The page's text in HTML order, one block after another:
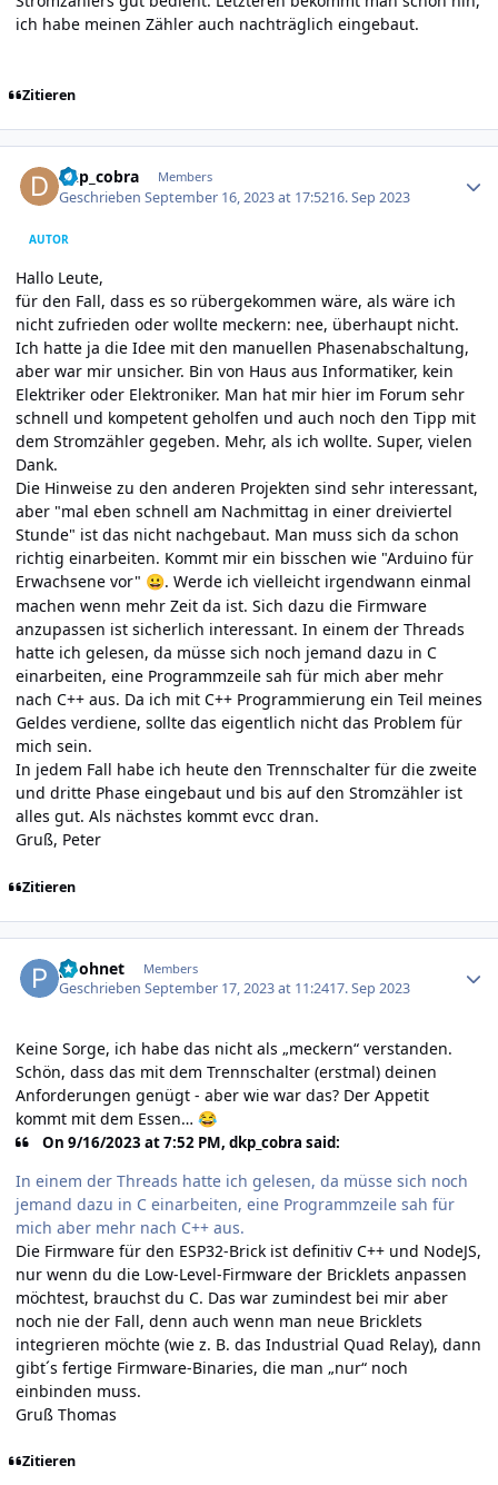
ich habe meinen Zähler auch nachträglich eingebaut.
Zitieren
dkp_cobra Members
GeschriebenSeptember 16, 2023 at 17:5216. Sep 2023
AUTOR
Hallo Leute,
für den Fall, dass es so rübergekommen wäre, als wäre ich
nicht zufrieden oder wollte meckern: nee, überhaupt nicht.
Ich hatte ja die Idee mit den manuellen Phasenabschaltung,
aber war mir unsicher. Bin von Haus aus Informatiker, kein
Elektriker oder Elektroniker. Man hat mir hier im Forum sehr
schnell und kompetent geholfen und auch noch den Tipp mit
dem Stromzähler gegeben. Mehr, als ich wollte. Super, vielen
Dank.
Die Hinweise zu den anderen Projekten sind sehr interessant,
aber "mal eben schnell am Nachmittag in einer dreiviertel
Stunde" ist das nicht nachgebaut. Man muss sich da schon
richtig einarbeiten. Kommt mir ein bisschen wie "Arduino für
Erwachsene vor" 😀. Werde ich vielleicht irgendwann einmal
machen wenn mehr Zeit da ist. Sich dazu die Firmware
anzupassen ist sicherlich interessant. In einem der Threads
hatte ich gelesen, da müsse sich noch jemand dazu in C
einarbeiten, eine Programmzeile sah für mich aber mehr
nach C++ aus. Da ich mit C++ Programmierung ein Teil meines
Geldes verdiene, sollte das eigentlich nicht das Problem für
mich sein.
In jedem Fall habe ich heute den Trennschalter für die zweite
und dritte Phase eingebaut und bis auf den Stromzähler ist
alles gut. Als nächstes kommt evcc dran.
Gruß, Peter
Zitieren
poohnet Members
GeschriebenSeptember 17, 2023 at 11:2417. Sep 2023
Keine Sorge, ich habe das nicht als „meckern“ verstanden.
Schön, dass das mit dem Trennschalter (erstmal) deinen
Anforderungen genügt - aber wie war das? Der Appetit
kommt mit dem Essen… 😂
On 9/16/2023 at 7:52 PM, dkp_cobra said:
In einem der Threads hatte ich gelesen, da müsse sich noch
jemand dazu in C einarbeiten, eine Programmzeile sah für
mich aber mehr nach C++ aus.
Die Firmware für den ESP32-Brick ist definitiv C++ und NodeJS,
nur wenn du die Low-Level-Firmware der Bricklets anpassen
möchtest, brauchst du C. Das war zumindest bei mir aber
noch nie der Fall, denn auch wenn man neue Bricklets
integrieren möchte (wie z. B. das Industrial Quad Relay), dann
gibt´s fertige Firmware-Binaries, die man „nur“ noch
einbinden muss.
Gruß Thomas
Zitieren